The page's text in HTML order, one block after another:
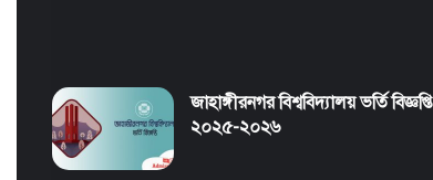
জাহাঙ্গীরনগর বিশ্ববিদ্যালয় ভর্তি বিজ্ঞপ্তি
২০২৫-২০২৬